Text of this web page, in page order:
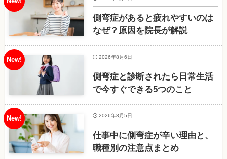
側弯症があると疲れやすいのは
なぜ？原因を院長が解説
側弯症と診断されたら日常生活
で今すぐできる5つのこと
2026年8月6日
仕事中に側弯症が辛い理由と、
職種別の注意点まとめ
2026年8月5日